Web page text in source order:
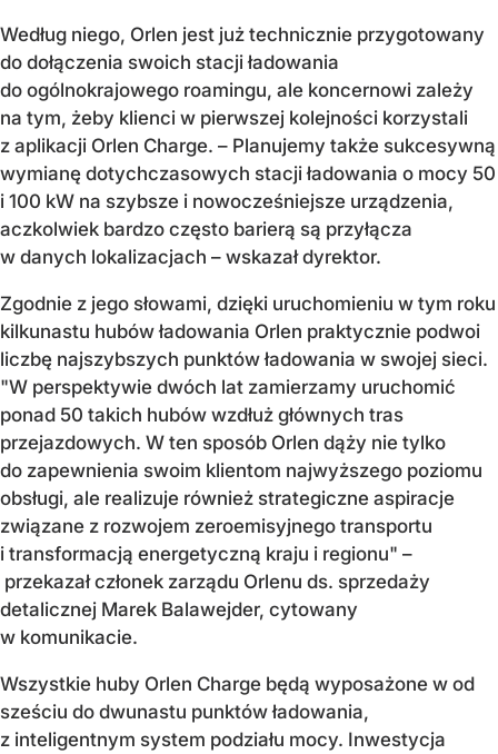
Według niego, Orlen jest już technicznie przygotowany
do dołączenia swoich stacji ładowania
do ogólnokrajowego roamingu, ale koncernowi zależy
na tym, żeby klienci w pierwszej kolejności korzystali
z aplikacji Orlen Charge. – Planujemy także sukcesywną
wymianę dotychczasowych stacji ładowania o mocy 50
i 100 kW na szybsze i nowocześniejsze urządzenia,
aczkolwiek bardzo często barierą są przyłącza
w danych lokalizacjach – wskazał dyrektor.
Zgodnie z jego słowami, dzięki uruchomieniu w tym roku
kilkunastu hubów ładowania Orlen praktycznie podwoi
liczbę najszybszych punktów ładowania w swojej sieci.
"W perspektywie dwóch lat zamierzamy uruchomić
ponad 50 takich hubów wzdłuż głównych tras
przejazdowych. W ten sposób Orlen dąży nie tylko
do zapewnienia swoim klientom najwyższego poziomu
obsługi, ale realizuje również strategiczne aspiracje
związane z rozwojem zeroemisyjnego transportu
i transformacją energetyczną kraju i regionu" –
przekazał członek zarządu Orlenu ds. sprzedaży
detalicznej Marek Balawejder, cytowany
w komunikacie.
Wszystkie huby Orlen Charge będą wyposażone w od
sześciu do dwunastu punktów ładowania,
z inteligentnym system podziału mocy. Inwestycja